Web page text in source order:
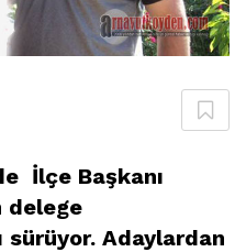
İlçe Başkanı
delege
sürüyor. Adaylardan